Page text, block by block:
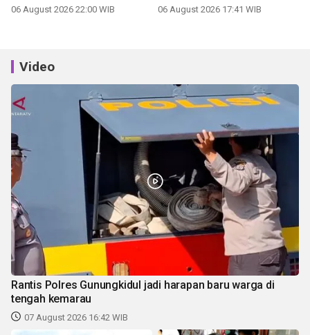
06 August 2026 22:00 WIB 06 August 2026 17:41 WIB
Video
Rantis Polres Gunungkidul jadi harapan baru warga di
tengah kemarau
07 August 2026 16:42 WIB